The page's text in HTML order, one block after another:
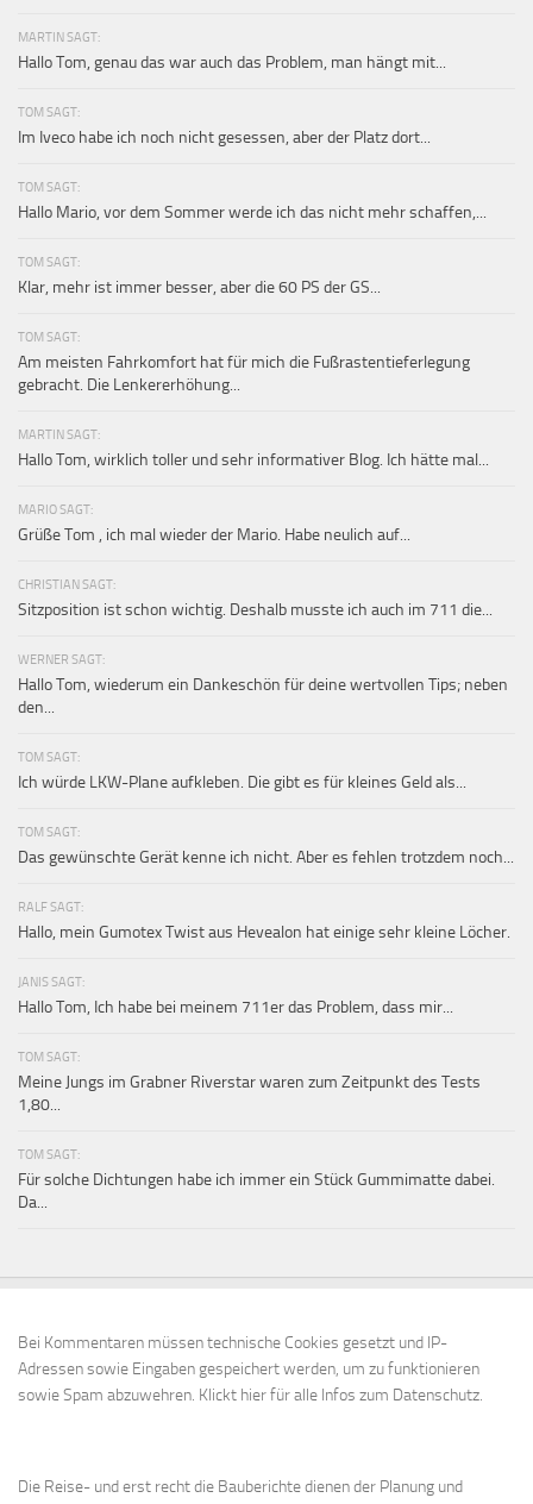
MARTIN SAGT:
Hallo Tom, genau das war auch das Problem, man hängt mit...
TOM SAGT:
Im Iveco habe ich noch nicht gesessen, aber der Platz dort...
TOM SAGT:
Hallo Mario, vor dem Sommer werde ich das nicht mehr schaffen,...
TOM SAGT:
Klar, mehr ist immer besser, aber die 60 PS der GS...
TOM SAGT:
Am meisten Fahrkomfort hat für mich die Fußrastentieferlegung
gebracht. Die Lenkererhöhung...
MARTIN SAGT:
Hallo Tom, wirklich toller und sehr informativer Blog. Ich hätte mal...
MARIO SAGT:
Grüße Tom , ich mal wieder der Mario. Habe neulich auf...
CHRISTIAN SAGT:
Sitzposition ist schon wichtig. Deshalb musste ich auch im 711 die...
WERNER SAGT:
Hallo Tom, wiederum ein Dankeschön für deine wertvollen Tips; neben
den...
TOM SAGT:
Ich würde LKW-Plane aufkleben. Die gibt es für kleines Geld als...
TOM SAGT:
Das gewünschte Gerät kenne ich nicht. Aber es fehlen trotzdem noch...
RALF SAGT:
Hallo, mein Gumotex Twist aus Hevealon hat einige sehr kleine Löcher.
JANIS SAGT:
Hallo Tom, Ich habe bei meinem 711er das Problem, dass mir...
TOM SAGT:
Meine Jungs im Grabner Riverstar waren zum Zeitpunkt des Tests
1,80...
TOM SAGT:
Für solche Dichtungen habe ich immer ein Stück Gummimatte dabei.
Da...
Bei Kommentaren müssen technische Cookies gesetzt und IP-
Adressen sowie Eingaben gespeichert werden, um zu funktionieren
sowie Spam abzuwehren. Klickt hier für alle Infos zum Datenschutz.
Die Reise- und erst recht die Bauberichte dienen der Planung und